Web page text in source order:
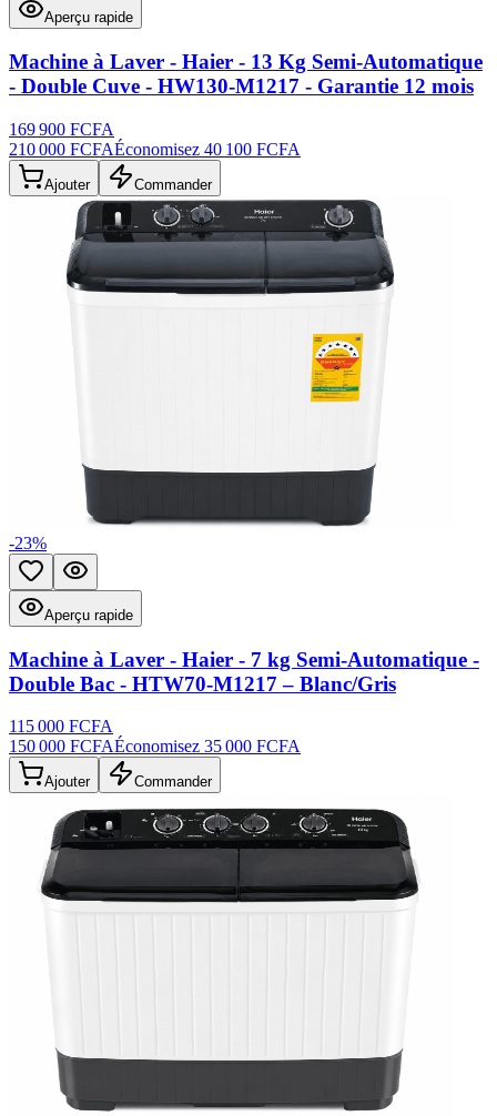
Aperçu rapide
Machine à Laver - Haier - 13 Kg Semi-Automatique
- Double Cuve - HW130-M1217 - Garantie 12 mois
169 900 FCFA
210 000 FCFAÉconomisez 40 100 FCFA
Ajouter Commander
-23%
Ajouter aux favoris
Aperçu rapide
Machine à Laver - Haier - 7 kg Semi-Automatique -
Double Bac - HTW70-M1217 – Blanc/Gris
115 000 FCFA
150 000 FCFAÉconomisez 35 000 FCFA
Ajouter Commander